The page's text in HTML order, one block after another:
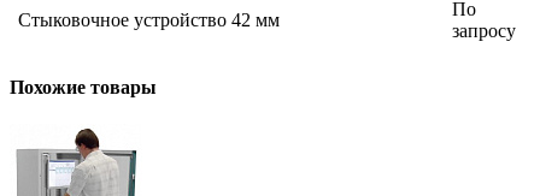
Стыковочное устройство 42 мм
По
запросу
Похожие товары